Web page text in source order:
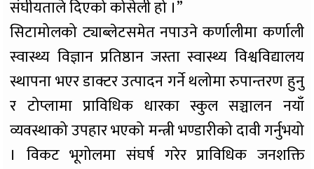
संघीयताले दिएको कोसेली हो ।”
सिटामोलको ट्याब्लेटसमेत नपाउने कर्णालीमा कर्णाली
स्वास्थ्य विज्ञान प्रतिष्ठान जस्ता स्वास्थ्य विश्वविद्यालय
स्थापना भएर डाक्टर उत्पादन गर्ने थलोमा रुपान्तरण हुनु
र टोप्लामा प्राविधिक धारका स्कुल सञ्चालन नयाँ
व्यवस्थाको उपहार भएको मन्त्री भण्डारीको दावी गर्नुभयो
। विकट भूगोलमा संघर्ष गरेर प्राविधिक जनशक्ति